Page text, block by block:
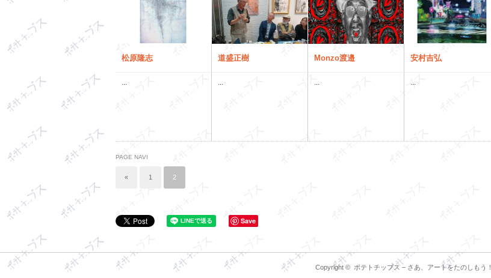
松原隆志
...
道盛正樹
...
Monzo渡邉
...
安村吉弘
...
PAGE NAVI
« 1 2
Save
Copyright © ポテトチップス – さあ、アートをたのしもう！